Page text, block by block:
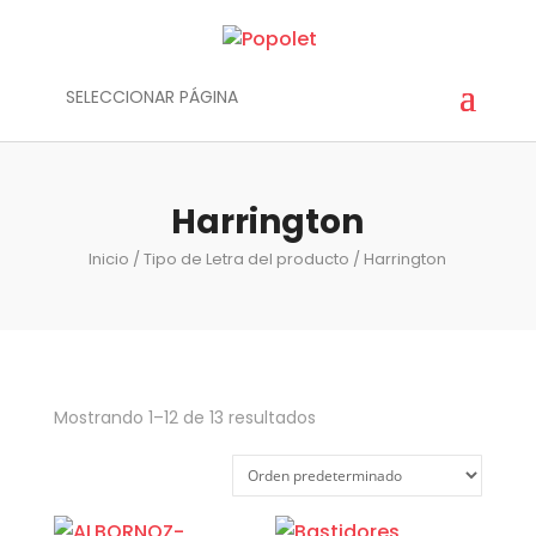
SELECCIONAR PÁGINA
Harrington
Inicio / Tipo de Letra del producto / Harrington
Mostrando 1–12 de 13 resultados